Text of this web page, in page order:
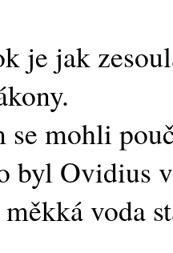
je jak
se mohli
byl Ovidius
voda